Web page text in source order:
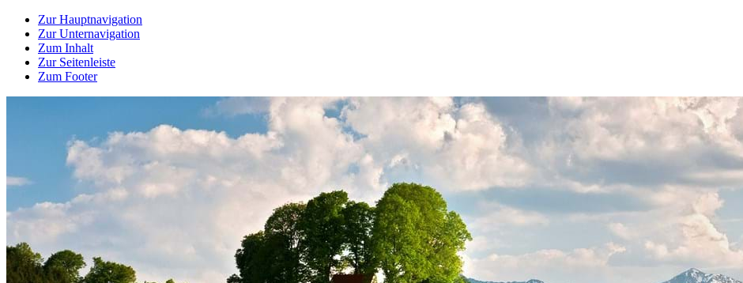
Zur Hauptnavigation
Zur Unternavigation
Zum Inhalt
Zur Seitenleiste
Zum Footer